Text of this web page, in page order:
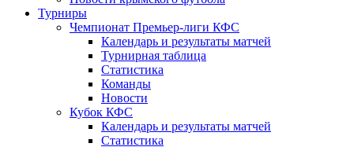
Турниры
Чемпионат Премьер-лиги КФС
Календарь и результаты матчей
Турнирная таблица
Статистика
Команды
Новости
Кубок КФС
Календарь и результаты матчей
Статистика